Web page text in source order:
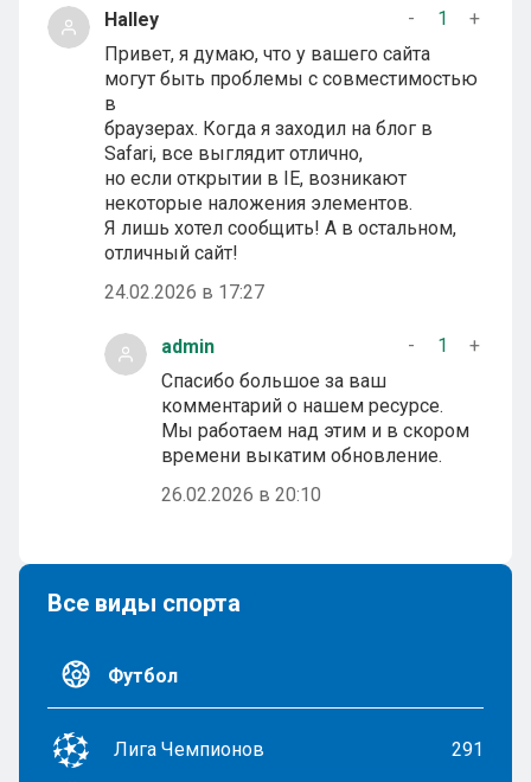
Halley - 1
+
Привет, я думаю, что у вашего сайта
могут быть проблемы с совместимостью
в
браузерах. Когда я заходил на блог в
Safari, все выглядит отлично,
но если открытии в IE, возникают
некоторые наложения элементов.
Я лишь хотел сообщить! А в остальном,
отличный сайт!
24.02.2026 в 17:27
admin - 1
+
Спасибо большое за ваш
комментарий о нашем ресурсе.
Мы работаем над этим и в скором
времени выкатим обновление.
26.02.2026 в 20:10
Все виды спорта
Футбол
Лига Чемпионов 291